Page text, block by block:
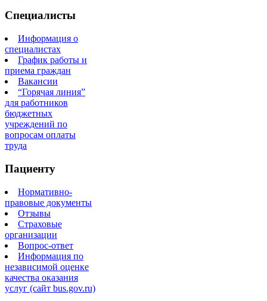
Специалисты
Информация о
специалистах
График работы и
приема граждан
Вакансии
“Горячая линия”
для работников
бюджетных
учреждений по
вопросам оплаты
труда
Пациенту
Нормативно-
правовые документы
Отзывы
Страховые
организации
Вопрос-ответ
Информация по
независимой оценке
качества оказания
услуг (сайт bus.gov.ru)